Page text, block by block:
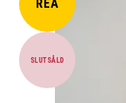
REA
SLUTSÅLD